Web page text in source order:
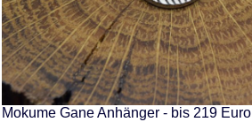
Mokume Gane Anhänger - bis 219 Euro